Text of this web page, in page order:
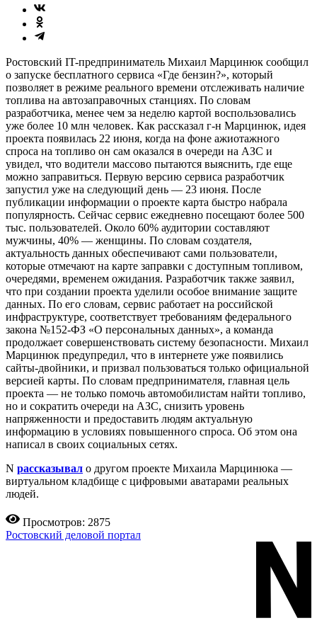
Ростовский IT-предприниматель Михаил Марцинюк сообщил
о запуске бесплатного сервиса «Где бензин?», который
позволяет в режиме реального времени отслеживать наличие
топлива на автозаправочных станциях. По словам
разработчика, менее чем за неделю картой воспользовались
уже более 10 млн человек. Как рассказал г-н Марцинюк, идея
проекта появилась 22 июня, когда на фоне ажиотажного
спроса на топливо он сам оказался в очереди на АЗС и
увидел, что водители массово пытаются выяснить, где еще
можно заправиться. Первую версию сервиса разработчик
запустил уже на следующий день — 23 июня. После
публикации информации о проекте карта быстро набрала
популярность. Сейчас сервис ежедневно посещают более 500
тыс. пользователей. Около 60% аудитории составляют
мужчины, 40% — женщины. По словам создателя,
актуальность данных обеспечивают сами пользователи,
которые отмечают на карте заправки с доступным топливом,
очередями, временем ожидания. Разработчик также заявил,
что при создании проекта уделили особое внимание защите
данных. По его словам, сервис работает на российской
инфраструктуре, соответствует требованиям федерального
закона №152-ФЗ «О персональных данных», а команда
продолжает совершенствовать систему безопасности. Михаил
Марцинюк предупредил, что в интернете уже появились
сайты-двойники, и призвал пользоваться только официальной
версией карты. По словам предпринимателя, главная цель
проекта — не только помочь автомобилистам найти топливо,
но и сократить очереди на АЗС, снизить уровень
напряженности и предоставить людям актуальную
информацию в условиях повышенного спроса. Об этом она
написал в своих социальных сетях.
N рассказывал о другом проекте Михаила Марцинюка —
виртуальном кладбище с цифровыми аватарами реальных
людей.
Просмотров: 2875
Ростовский деловой портал